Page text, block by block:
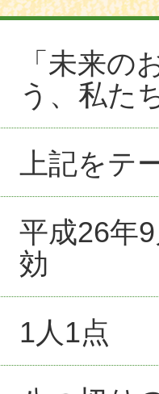
「未来の
う、私た
上記をテ
平成26年
効
1人1点